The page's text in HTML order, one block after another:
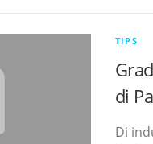
TIPS
di
Di